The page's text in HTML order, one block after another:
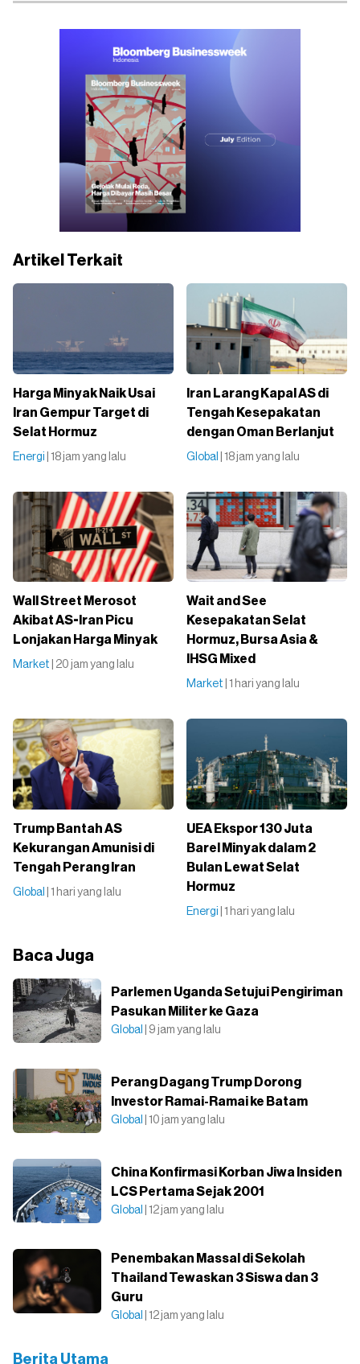
Artikel Terkait
Harga Minyak Naik Usai
Iran Gempur Target di
Selat Hormuz
Energi | 18 jam yang lalu
Iran Larang Kapal AS di
Tengah Kesepakatan
dengan Oman Berlanjut
Global | 18 jam yang lalu
Wall Street Merosot
Akibat AS-Iran Picu
Lonjakan Harga Minyak
Market | 20 jam yang lalu
Wait and See
Kesepakatan Selat
Hormuz, Bursa Asia &
IHSG Mixed
Market | 1 hari yang lalu
Trump Bantah AS
Kekurangan Amunisi di
Tengah Perang Iran
Global | 1 hari yang lalu
UEA Ekspor 130 Juta
Barel Minyak dalam 2
Bulan Lewat Selat
Hormuz
Energi | 1 hari yang lalu
Baca Juga
Parlemen Uganda Setujui Pengiriman
Pasukan Militer ke Gaza
Global | 9 jam yang lalu
Perang Dagang Trump Dorong
Investor Ramai-Ramai ke Batam
Global | 10 jam yang lalu
China Konfirmasi Korban Jiwa Insiden
LCS Pertama Sejak 2001
Global | 12 jam yang lalu
Penembakan Massal di Sekolah
Thailand Tewaskan 3 Siswa dan 3
Guru
Global | 12 jam yang lalu
Berita Utama